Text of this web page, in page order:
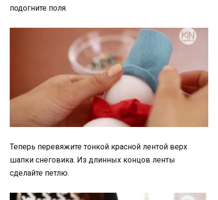
подогните поля.
Теперь перевяжите тонкой красной лентой верх
шапки снеговика. Из длинных концов ленты
сделайте петлю.